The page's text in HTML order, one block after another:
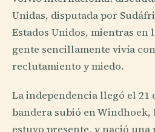
Unidas, disputada por
Estados Unidos, mientras en
gente sencillamente vivía
reclutamiento y miedo.
La independencia llegó el 21
bandera subió en Windhoek,
estuvo presente, y nació